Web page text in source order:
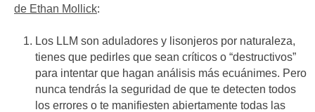
de Ethan Mollick:
Los LLM son aduladores y lisonjeros por naturaleza,
tienes que pedirles que sean críticos o “destructivos”
para intentar que hagan análisis más ecuánimes. Pero
nunca tendrás la seguridad de que te detecten todos
los errores o te manifiesten abiertamente todas las